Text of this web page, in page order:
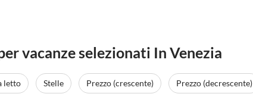
vacanze selezionati In Venezia
letto Stelle Prezzo (crescente)
Prezzo (decrescente)